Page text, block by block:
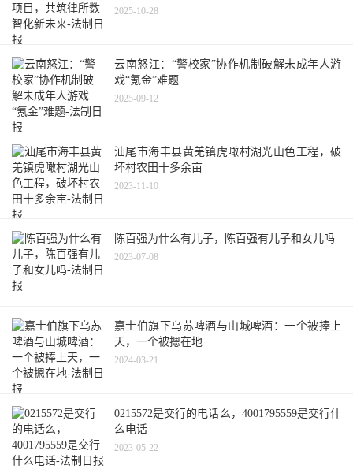
2025-10-28
云南怒江：“警校家”协作机制破解未成年人游
戏“氪金”难题
2025-09-12
汕尾市海丰县黄羌镇虎噉村湖光山色工程，破
坏村农田十多余亩
2023-11-10
陈百强为什么有儿子，陈百强有儿子和女儿吗
2023-07-08
嘉士伯旗下乌苏啤酒与山城啤酒：一个被捧上
天，一个被摁在地
2024-03-21
0215572是交行的电话么，4001795559是交行什
么电话
2023-05-22